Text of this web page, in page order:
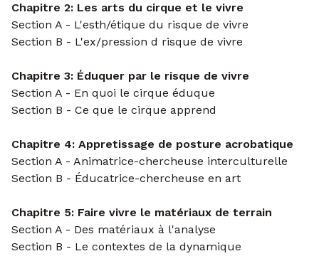
Chapitre 2: Les arts du cirque et le vivre
Section A - L'esth/étique du risque de vivre
Section B - L'ex/pression d risque de vivre
Chapitre 3: Éduquer par le risque de vivre
Section A - En quoi le cirque éduque
Section B - Ce que le cirque apprend
Chapitre 4: Appretissage de posture acrobatique
Section A - Animatrice-chercheuse interculturelle
Section B - Éducatrice-chercheuse en art
Chapitre 5: Faire vivre le matériaux de terrain
Section A - Des matériaux à l'analyse
Section B - Le contextes de la dynamique